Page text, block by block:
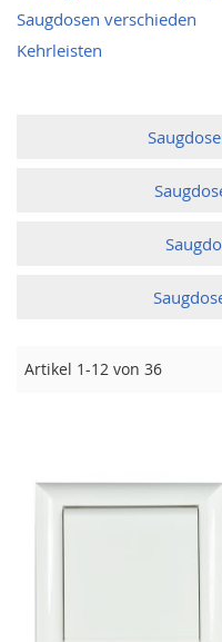
Artikel 1-12 von 36
Saugdosen verschieden
Kehrleisten